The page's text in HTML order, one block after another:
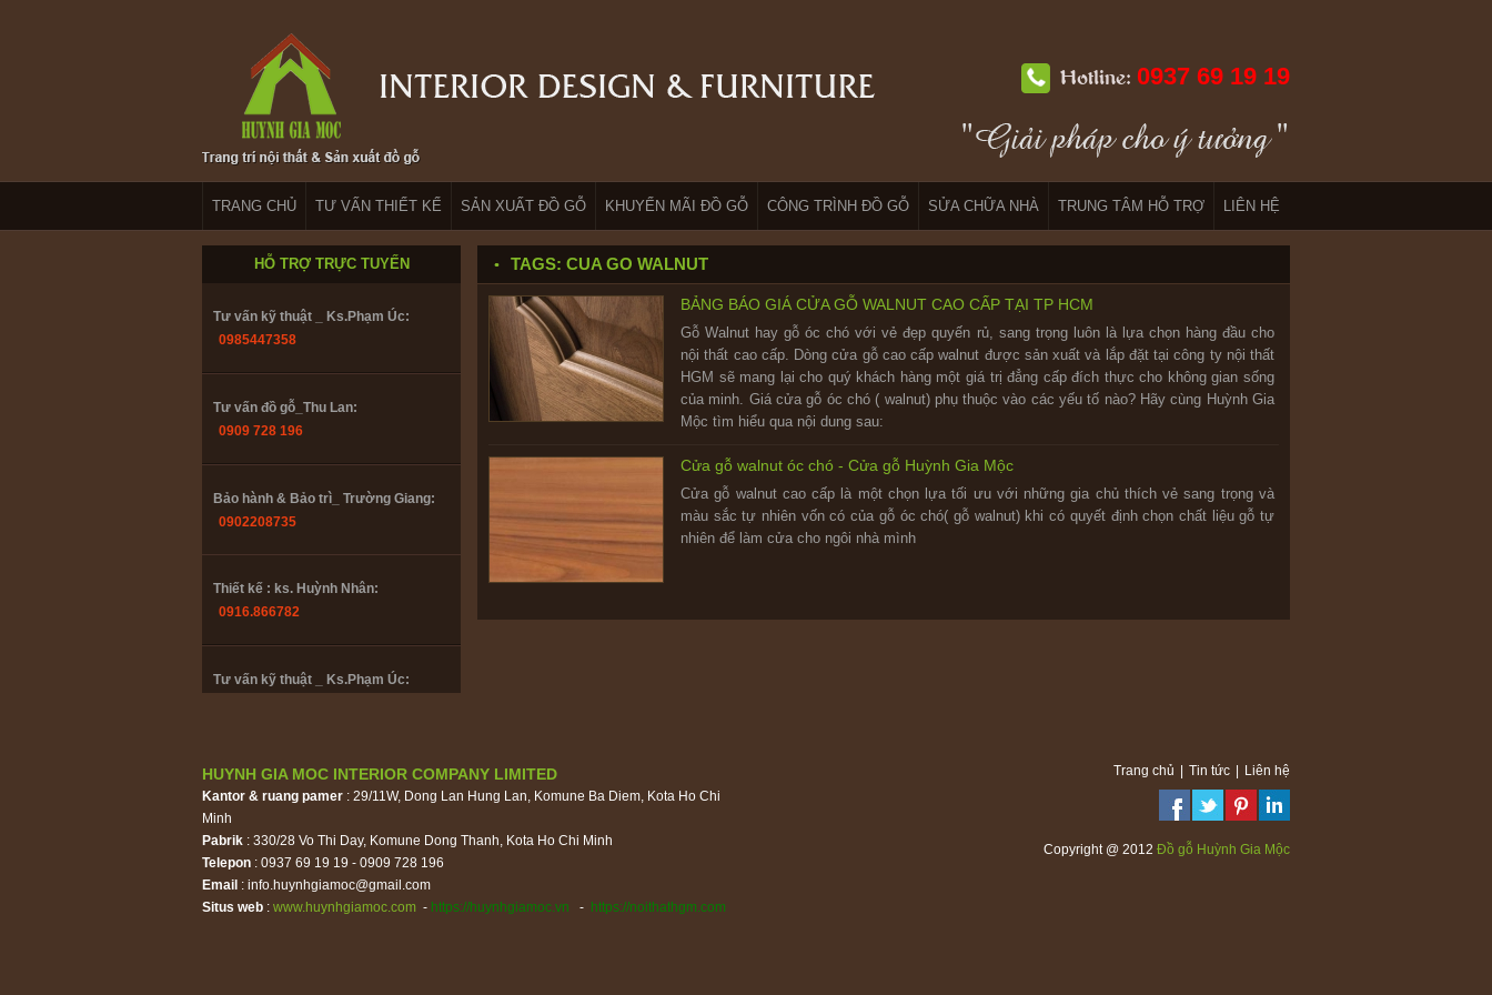
Hotline: 0937 69 19 19
TRANG CHỦ TƯ VẤN THIẾT KẾ SẢN XUẤT ĐỒ GỖ KHUYẾN MÃI ĐỒ GỖ CÔNG TRÌNH ĐỒ GỖ SỬA CHỮA NHÀ TRUNG TÂM HỖ TRỢ LIÊN HỆ
HỖ TRỢ TRỰC TUYẾN
Bảo hành & Bảo trì_ Trường Giang:
0902208735
0916.866782
Tư vấn kỹ thuật _ Ks.Phạm Úc:
0985447358
Tư vấn đồ gỗ_Thu Lan:
0909 728 196
Bảo hành & Bảo trì_ Trường Giang:
0902208735
Thiết kế : ks. Huỳnh Nhân:
0916.866782
Tư vấn kỹ thuật _ Ks.Phạm Úc:
Tư vấn đồ gỗ_Thu Lan:
0909 728 196
Bảo hành & Bảo trì_ Trường Giang:
0902208735
TAGS: CUA GO WALNUT
BẢNG BÁO GIÁ CỬA GỖ WALNUT CAO CẤP TẠI TP HCM
Gỗ Walnut hay gỗ óc chó với vẻ đẹp quyến rủ, sang trọng luôn là lựa chọn hàng đầu cho
nội thất cao cấp. Dòng cửa gỗ cao cấp walnut được sản xuất và lắp đặt tại công ty nội thất
HGM sẽ mang lại cho quý khách hàng một giá trị đẳng cấp đích thực cho không gian sống
của minh. Giá cửa gỗ óc chó ( walnut) phụ thuộc vào các yếu tố nào? Hãy cùng Huỳnh Gia
Mộc tìm hiểu qua nội dung sau:
Cửa gỗ walnut óc chó - Cửa gỗ Huỳnh Gia Mộc
Cửa gỗ walnut cao cấp là một chọn lựa tối ưu với những gia chủ thích vẻ sang trọng và
màu sắc tự nhiên vốn có của gỗ óc chó( gỗ walnut) khi có quyết định chọn chất liệu gỗ tự
nhiên để làm cửa cho ngôi nhà mình
HUYNH GIA MOC INTERIOR COMPANY LIMITED
Kantor & ruang pamer : 29/11W, Dong Lan Hung Lan, Komune Ba Diem, Kota Ho Chi
Minh
Pabrik : 330/28 Vo Thi Day, Komune Dong Thanh, Kota Ho Chi Minh
Telepon : 0937 69 19 19 - 0909 728 196
Email : info.huynhgiamoc@gmail.com
Situs web : www.huynhgiamoc.com - https://huynhgiamoc.vn - https://noithathgm.com
Trang chủ Tin tức Liên hệ
Copyright @ 2012 Đồ gỗ Huỳnh Gia Mộc